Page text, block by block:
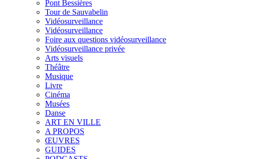
Pont Bessières
Tour de Sauvabelin
Vidéosurveillance
Vidéosurveillance
Foire aux questions vidéosurveillance
Vidéosurveillance privée
Arts visuels
Théâtre
Musique
Livre
Cinéma
Musées
Danse
ART EN VILLE
A PROPOS
ŒUVRES
GUIDES